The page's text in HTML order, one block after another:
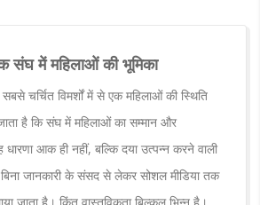
संघ में महिलाओं की भूमिका
चर्चित विमर्शों में से एक महिलाओं की स्थिति
है कि संघ में महिलाओं का सम्मान और
धारणा आक ही नहीं, बल्कि दया उत्पन्न करने वाली
जानकारी के संसद से लेकर सोशल मीडिया तक
जाता है। किंतु वास्तविकता बिल्कुल भिन्न है।